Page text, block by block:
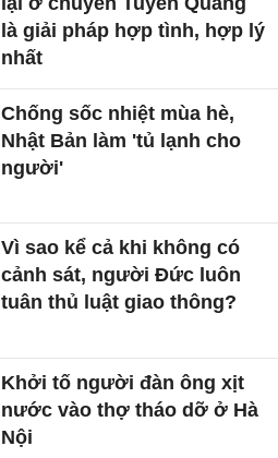
là giải pháp hợp tình, hợp lý
nhất
Chống sốc nhiệt mùa hè,
Nhật Bản làm 'tủ lạnh cho
người'
Vì sao kể cả khi không có
cảnh sát, người Đức luôn
tuân thủ luật giao thông?
Khởi tố người đàn ông xịt
nước vào thợ tháo dỡ ở Hà
Nội